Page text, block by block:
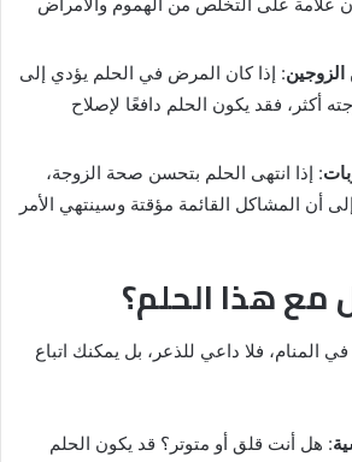
الزوجين: إذا كان المرض في الحلم يؤدي إلى
أكثر، فقد يكون الحلم دافعًا لإصلاح
: إذا انتهى الحلم بتحسن صحة الزوجة،
أن المشاكل القائمة مؤقتة وسينتهي الأمر
هذا الحلم؟
المنام، فلا داعي للذعر، بل يمكنك اتباع
: هل أنت قلق أو متوتر؟ قد يكون الحلم